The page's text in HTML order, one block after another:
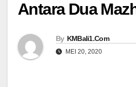
Antara Dua
By KMBali1.Com
MEI 20, 2020